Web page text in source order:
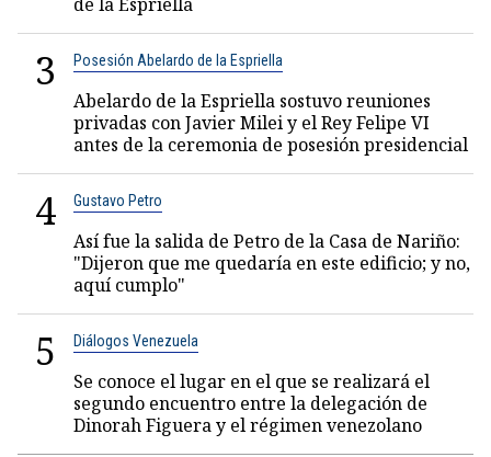
3 Posesión Abelardo de la Espriella
Abelardo de la Espriella sostuvo reuniones
privadas con Javier Milei y el Rey Felipe VI
antes de la ceremonia de posesión presidencial
4 Gustavo Petro
Así fue la salida de Petro de la Casa de Nariño:
"Dijeron que me quedaría en este edificio; y no,
aquí cumplo"
5 Diálogos Venezuela
Se conoce el lugar en el que se realizará el
segundo encuentro entre la delegación de
Dinorah Figuera y el régimen venezolano